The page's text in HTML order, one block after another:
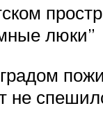
люки”
не